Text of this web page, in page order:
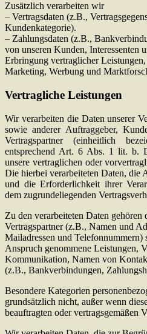
Zusätzlich verarbeiten wir
– Vertragsdaten (z.B.,
Kundenkategorie).
– Zahlungsdaten (z.B.,
von unseren Kunden, Interessenten
Erbringung vertraglicher
Marketing, Werbung und
Vertragliche Leistungen
Wir verarbeiten die Daten unserer
sowie anderer Auftraggeber,
Vertragspartner (einheitlich
entsprechend Art. 6 Abs. 1 lit. b.
unsere vertraglichen oder
Die hierbei verarbeiteten Daten, die
und die Erforderlichkeit ihrer
dem zugrundeliegenden
Zu den verarbeiteten Daten gehören
Vertragspartner (z.B., Namen und
Mailadressen und Telefonnummern)
Anspruch genommene Leistungen,
Kommunikation, Namen von
(z.B., Bankverbindungen,
Besondere Kategorien
grundsätzlich nicht, außer wenn
beauftragten oder vertragsgemäßen